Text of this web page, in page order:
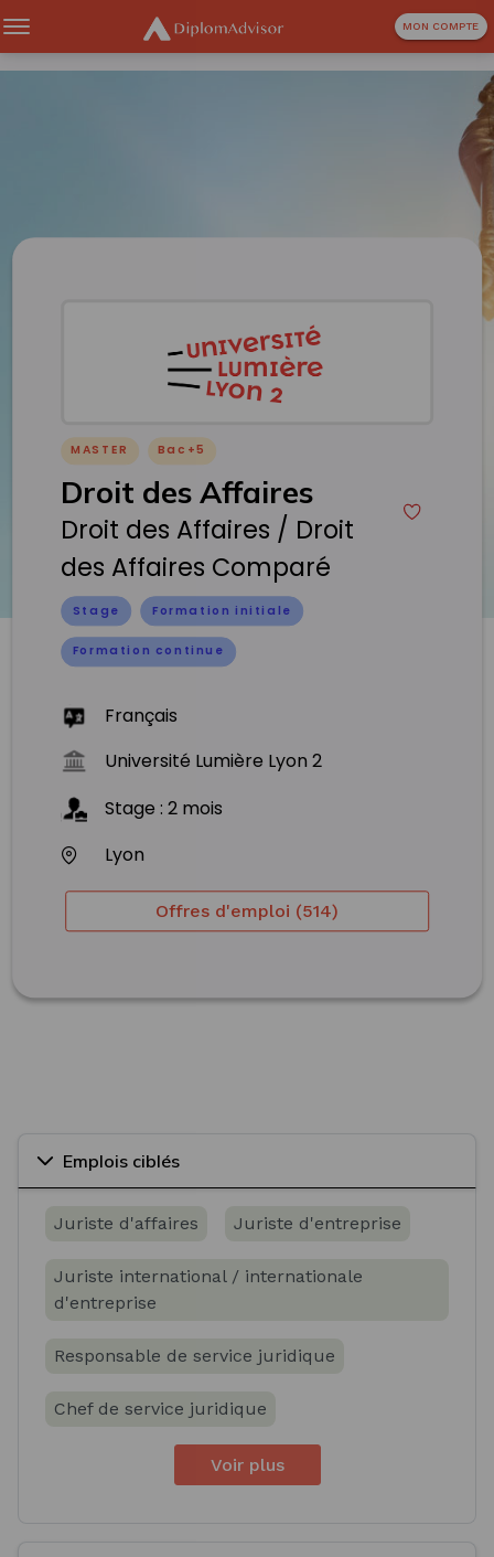
MON COMPTE
MASTER Bac+5
Droit des Affaires
Droit des Affaires / Droit
des Affaires Comparé
Stage Formation initiale
Formation continue
Français
Université Lumière Lyon 2
Stage :2 mois
Lyon
Offres d'emploi (514)
Emplois ciblés
Juriste d'affaires Juriste d'entreprise
Juriste international / internationale
d'entreprise
Responsable de service juridique
Chef de service juridique
Voir plus